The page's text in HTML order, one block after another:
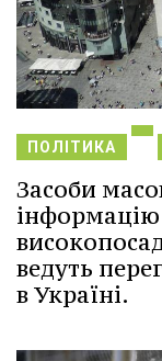
ПОЛІТИКА
Засоби
ведуть
в Україні.